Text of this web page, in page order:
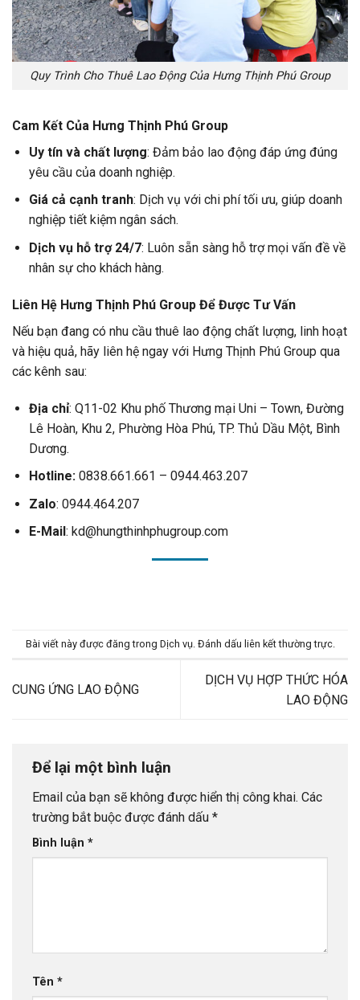
Quy Trình Cho Thuê Lao Động Của Hưng Thịnh Phú Group
Cam Kết Của Hưng Thịnh Phú Group
Uy tín và chất lượng: Đảm bảo lao động đáp ứng đúng
yêu cầu của doanh nghiệp.
Giá cả cạnh tranh: Dịch vụ với chi phí tối ưu, giúp doanh
nghiệp tiết kiệm ngân sách.
Dịch vụ hỗ trợ 24/7: Luôn sẵn sàng hỗ trợ mọi vấn đề về
nhân sự cho khách hàng.
Liên Hệ Hưng Thịnh Phú Group Để Được Tư Vấn
Nếu bạn đang có nhu cầu thuê lao động chất lượng, linh hoạt
và hiệu quả, hãy liên hệ ngay với Hưng Thịnh Phú Group qua
các kênh sau:
Địa chỉ: Q11-02 Khu phố Thương mại Uni – Town, Đường
Lê Hoàn, Khu 2, Phường Hòa Phú, TP. Thủ Dầu Một, Bình
Dương.
Hotline:0838.661.661 – 0944.463.207
Zalo: 0944.464.207
E-Mail : kd@hungthinhphugroup.com
Bài viết này được đăng trong Dịch vụ. Đánh dấu liên kết thường trực.
CUNG ỨNG LAO ĐỘNG
DỊCH VỤ HỢP THỨC HÓA
LAO ĐỘNG
Để lại một bình luận
Email của bạn sẽ không được hiển thị công khai. Các
trường bắt buộc được đánh dấu *
Bình luận *
Tên *